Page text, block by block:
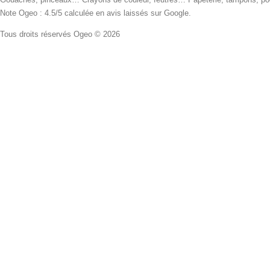
Note Ogeo : 4.5/5 calculée en avis laissés sur Google.
Tous droits réservés Ogeo © 2026